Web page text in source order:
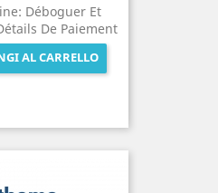
Déboguer Et
De Paiement
AL CARRELLO